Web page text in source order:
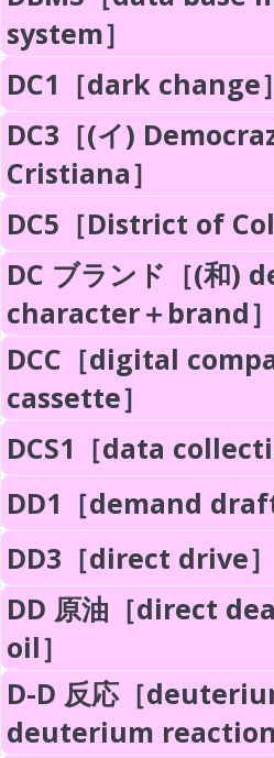
system］
DC1［dark change］
DC3［(イ)
Cristiana］
DC5［District of
DC ブランド［(和)
character＋brand］
DCC［digital
cassette］
DCS1［data
DD1［demand draft
DD3［direct drive］
DD 原油［direct
oil］
D-D 反応［
deuterium reaction